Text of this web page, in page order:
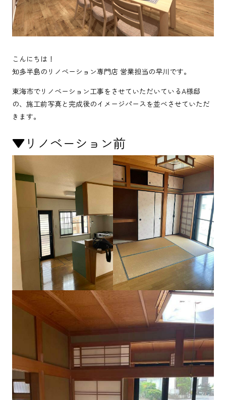
こんにちは！
知多半島のリノベーション専門店 営業担当の早川です。
東海市でリノベーション工事をさせていただいているA様邸
の、施工前写真と完成後のイメージパースを並べさせていただ
きます。
▼リノベーション前